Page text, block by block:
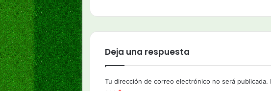
Deja una respuesta
Tu dirección de correo electrónico no será publicada.